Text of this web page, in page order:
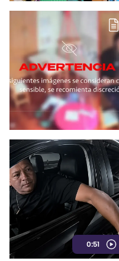
0:51